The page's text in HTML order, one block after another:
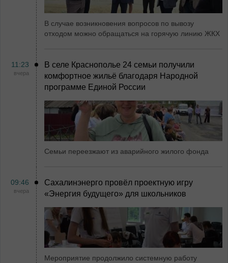
В случае возникновения вопросов по вывозу
отходом можно обращаться на горячую линию ЖКХ
11:23
вчера
В селе Краснополье 24 семьи получили
комфортное жильё благодаря Народной
программе Единой России
Семьи переезжают из аварийного жилого фонда
09:46
вчера
Сахалинэнерго провёл проектную игру
«Энергия будущего» для школьников
Мероприятие продолжило системную работу